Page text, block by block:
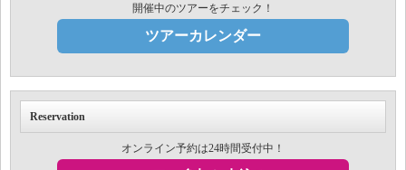
開催中のツアーをチェック！
ツアーカレンダー
Reservation
オンライン予約は24時間受付中！